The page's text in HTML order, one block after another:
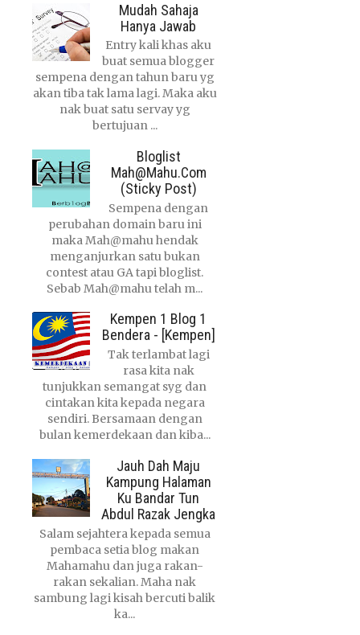
Mudah Sahaja
Hanya Jawab
Entry kali khas aku
buat semua blogger
sempena dengan tahun baru yg
akan tiba tak lama lagi. Maka aku
nak buat satu servay yg
bertujuan ...
Bloglist
Mah@mahu.com
(Sticky Post)
Sempena dengan
perubahan domain baru ini
maka Mah@mahu hendak
menganjurkan satu bukan
contest atau GA tapi bloglist.
Sebab Mah@mahu telah m...
Kempen 1 Blog 1
Bendera - [Kempen]
Tak terlambat lagi
rasa kita nak
tunjukkan semangat syg dan
cintakan kita kepada negara
sendiri. Bersamaan dengan
bulan kemerdekaan dan kiba...
Jauh Dah Maju
Kampung Halaman
Ku Bandar Tun
Abdul Razak Jengka
Salam sejahtera kepada semua
pembaca setia blog makan
Mahamahu dan juga rakan-
rakan sekalian. Maha nak
sambung lagi kisah bercuti balik
ka...